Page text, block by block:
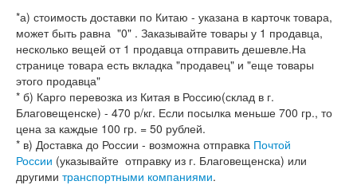
*а) стоимость доставки по Китаю - указана в карточк товара,
может быть равна "0" . Заказывайте товары у 1 продавца,
несколько вещей от 1 продавца отправить дешевле.На
странице товара есть вкладка "продавец" и "еще товары
этого продавца"
* б) Карго перевозка из Китая в Россию(склад в г.
Благовещенске) - 470 р/кг. Если посылка меньше 700 гр., то
цена за каждые 100 гр. = 50 рублей.
* в) Доставка до России - возможна отправка Почтой
России (указывайте отправку из г. Благовещенска) или
другими транспортными компаниями.